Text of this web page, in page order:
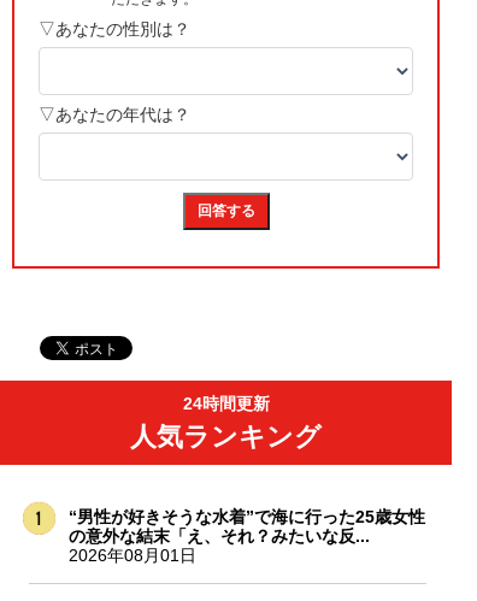
24時間更新
人気ランキング
“男性が好きそうな水着”で海に行った25歳女性
の意外な結末「え、それ？みたいな反...
2026年08月01日